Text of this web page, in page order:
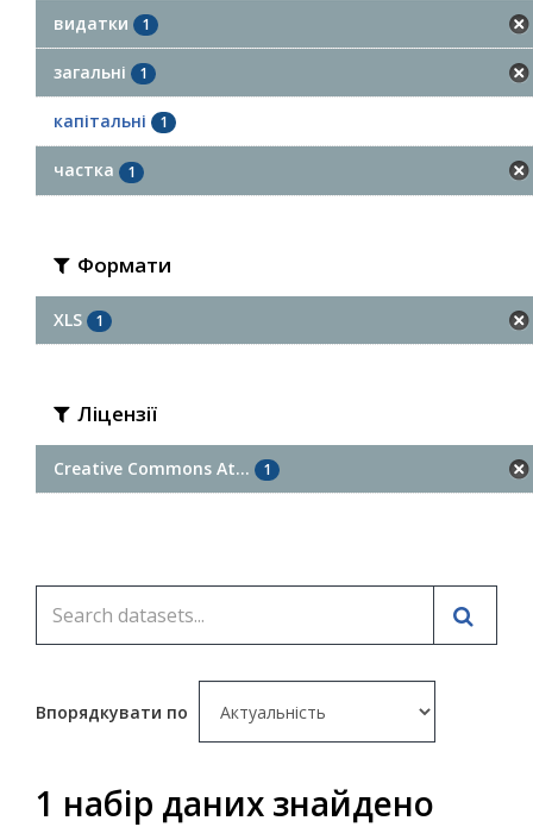
видатки 1
загальні 1
капітальні 1
частка 1
Формати
XLS 1
Ліцензії
Creative Commons At... 1
Впорядкувати по
1 набір даних знайдено